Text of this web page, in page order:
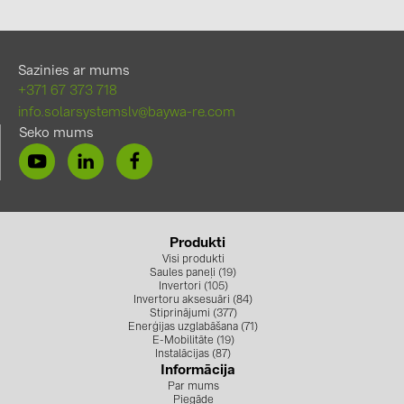
Sazinies ar mums
+371 67 373 718
info.solarsystemslv@baywa-re.com
Seko mums
Produkti
Visi produkti
Saules paneļi (19)
Invertori (105)
Invertoru aksesuāri (84)
Stiprinājumi (377)
Enerģijas uzglabāšana (71)
E-Mobilitāte (19)
Instalācijas (87)
Informācija
Par mums
Piegāde